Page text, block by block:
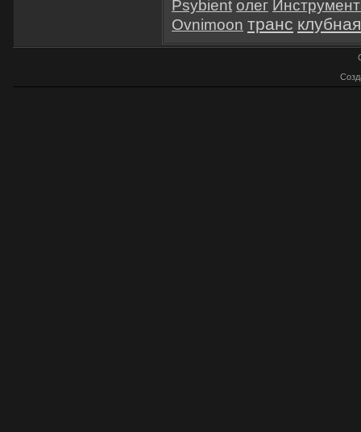
Psybient олег
Ovnimoon транс